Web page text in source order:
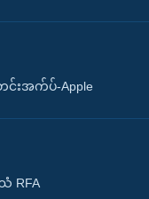
းအက်ပ်-Apple